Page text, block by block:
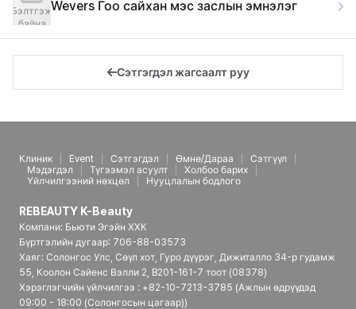
Бэлтгэж
байна
Wevers Гоо сайхан мэс заслын эмнэлэг
Сэтгэгдэл жагсаалт руу
Клиник Event Сэтгэгдэл Өмнө/Дараа
Сэтгүүл
Мэдэгдэл
Түгээмэл асуулт
Холбоо барих
Үйлчилгээний нөхцөл
Нууцлалын бодлого
REBEAUTY K-Beauty
Компани: Бьюти Эгэйн ХХК
Бүртгэлийн дугаар: 706-88-03573
Хаяг: Солонгос Улс, Сөүл хот, Гуро дүүрэг, Дижиталло 34-р гудамж
55, Коолон Сайенс Вэлли 2, B201-161-7 тоот (08378)
Хэрэглэгчийн үйлчилгээ : +82-10-7213-3785 (Ажлын өдрүүдэд
09:00 - 18:00 (Солонгосын цагаар))